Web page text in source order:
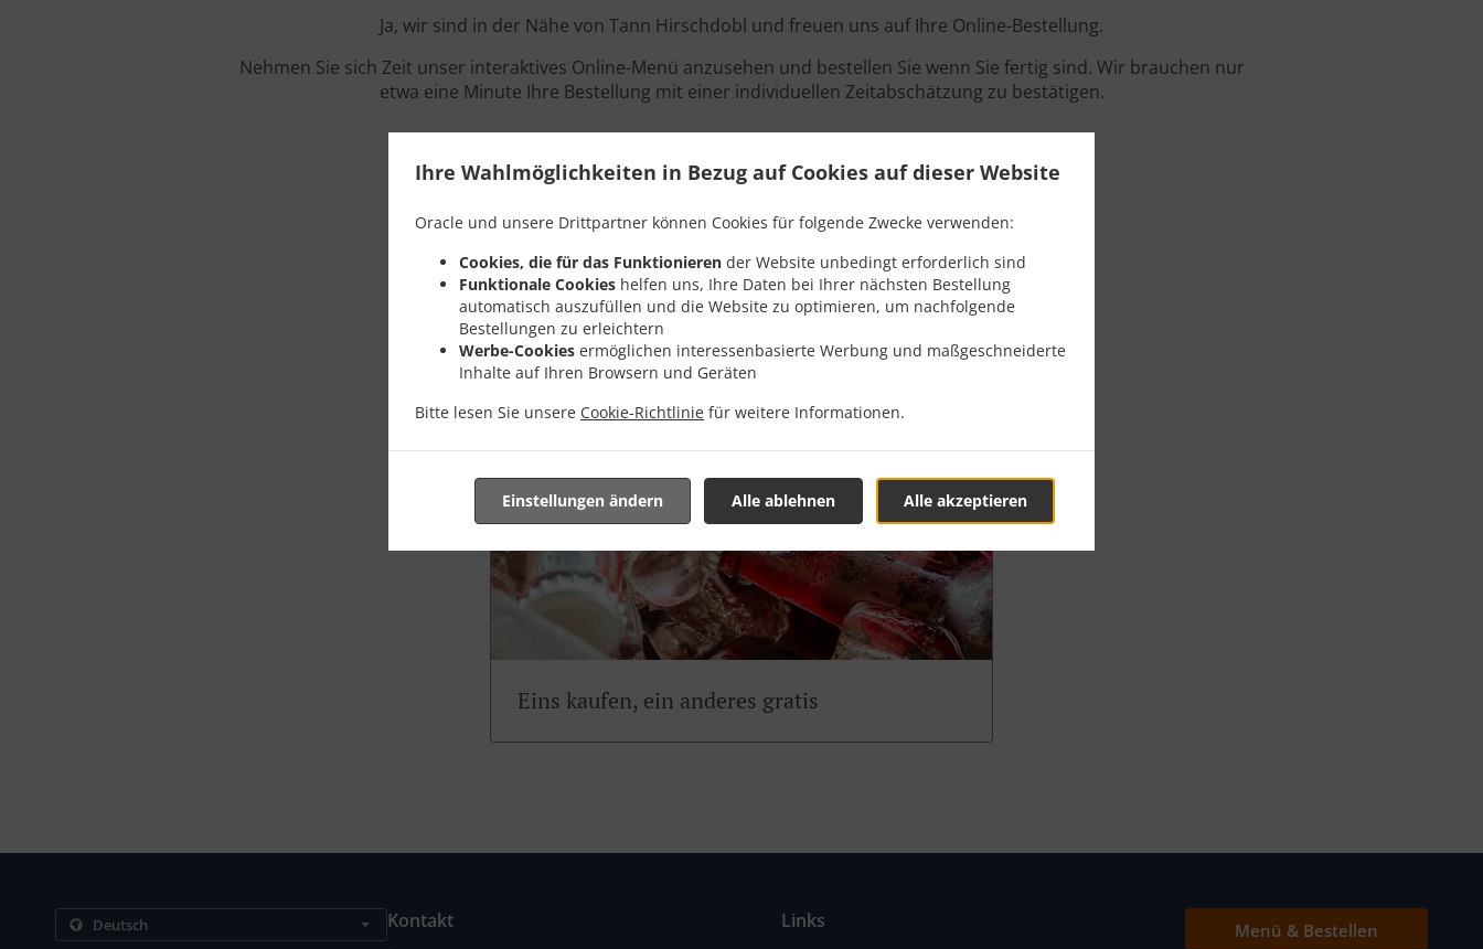
Ihre Wahlmöglichkeiten in Bezug auf Cookies auf dieser Website
Oracle und unsere Drittpartner können Cookies für folgende Zwecke verwenden:
Cookies, die für das Funktionieren der Website unbedingt erforderlich sind
Funktionale Cookies helfen uns, Ihre Daten bei Ihrer nächsten Bestellung
automatisch auszufüllen und die Website zu optimieren, um nachfolgende
Bestellungen zu erleichtern
Werbe-Cookies ermöglichen interessenbasierte Werbung und maßgeschneiderte
Inhalte auf Ihren Browsern und Geräten
Bitte lesen Sie unsere Cookie-Richtlinie für weitere Informationen.
Alle akzeptieren
Alle ablehnen
Einstellungen ändern
Ja, wir sind in der Nähe von Tann Hirschdobl und freuen uns auf Ihre Online-Bestellung.
Nehmen Sie sich Zeit unser interaktives Online-Menü anzusehen und bestellen Sie wenn Sie fertig sind. Wir brauchen nur
etwa eine Minute Ihre Bestellung mit einer individuellen Zeitabschätzung zu bestätigen.
Angebote
Eins kaufen, ein anderes gratis
Kontakt Links Menü & Bestellen